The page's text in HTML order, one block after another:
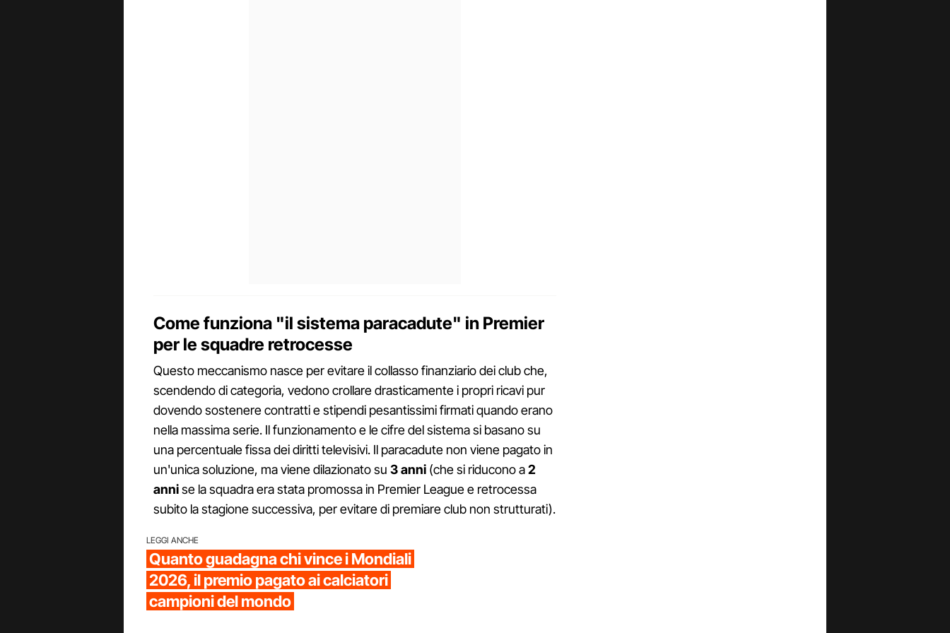
Come funziona "il sistema paracadute" in Premier
per le squadre retrocesse
Questo meccanismo nasce per evitare il collasso finanziario dei club che,
scendendo di categoria, vedono crollare drasticamente i propri ricavi pur
dovendo sostenere contratti e stipendi pesantissimi firmati quando erano
nella massima serie. Il funzionamento e le cifre del sistema si basano su
una percentuale fissa dei diritti televisivi. Il paracadute non viene pagato in
un'unica soluzione, ma viene dilazionato su 3 anni (che si riducono a2
annise la squadra era stata promossa in Premier League e retrocessa
subito la stagione successiva, per evitare di premiare club non strutturati).
LEGGI ANCHE
Quanto guadagna chi vince i Mondiali
2026, il premio pagato ai calciatori
campioni del mondo